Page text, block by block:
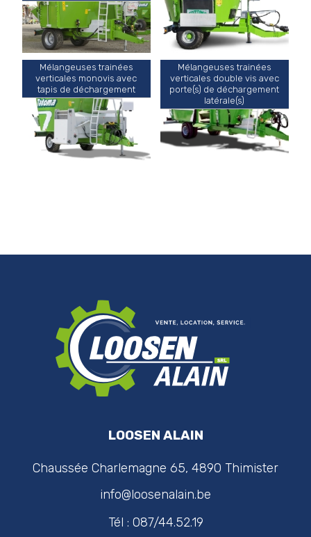
Mélangeuses trainées
verticales monovis avec
tapis de déchargement
Mélangeuses trainées
verticales double vis avec
porte(s) de déchargement
latérale(s)
LOOSEN ALAIN
Chaussée Charlemagne 65, 4890 Thimister
info@loosenalain.be
Tél : 087/44.52.19